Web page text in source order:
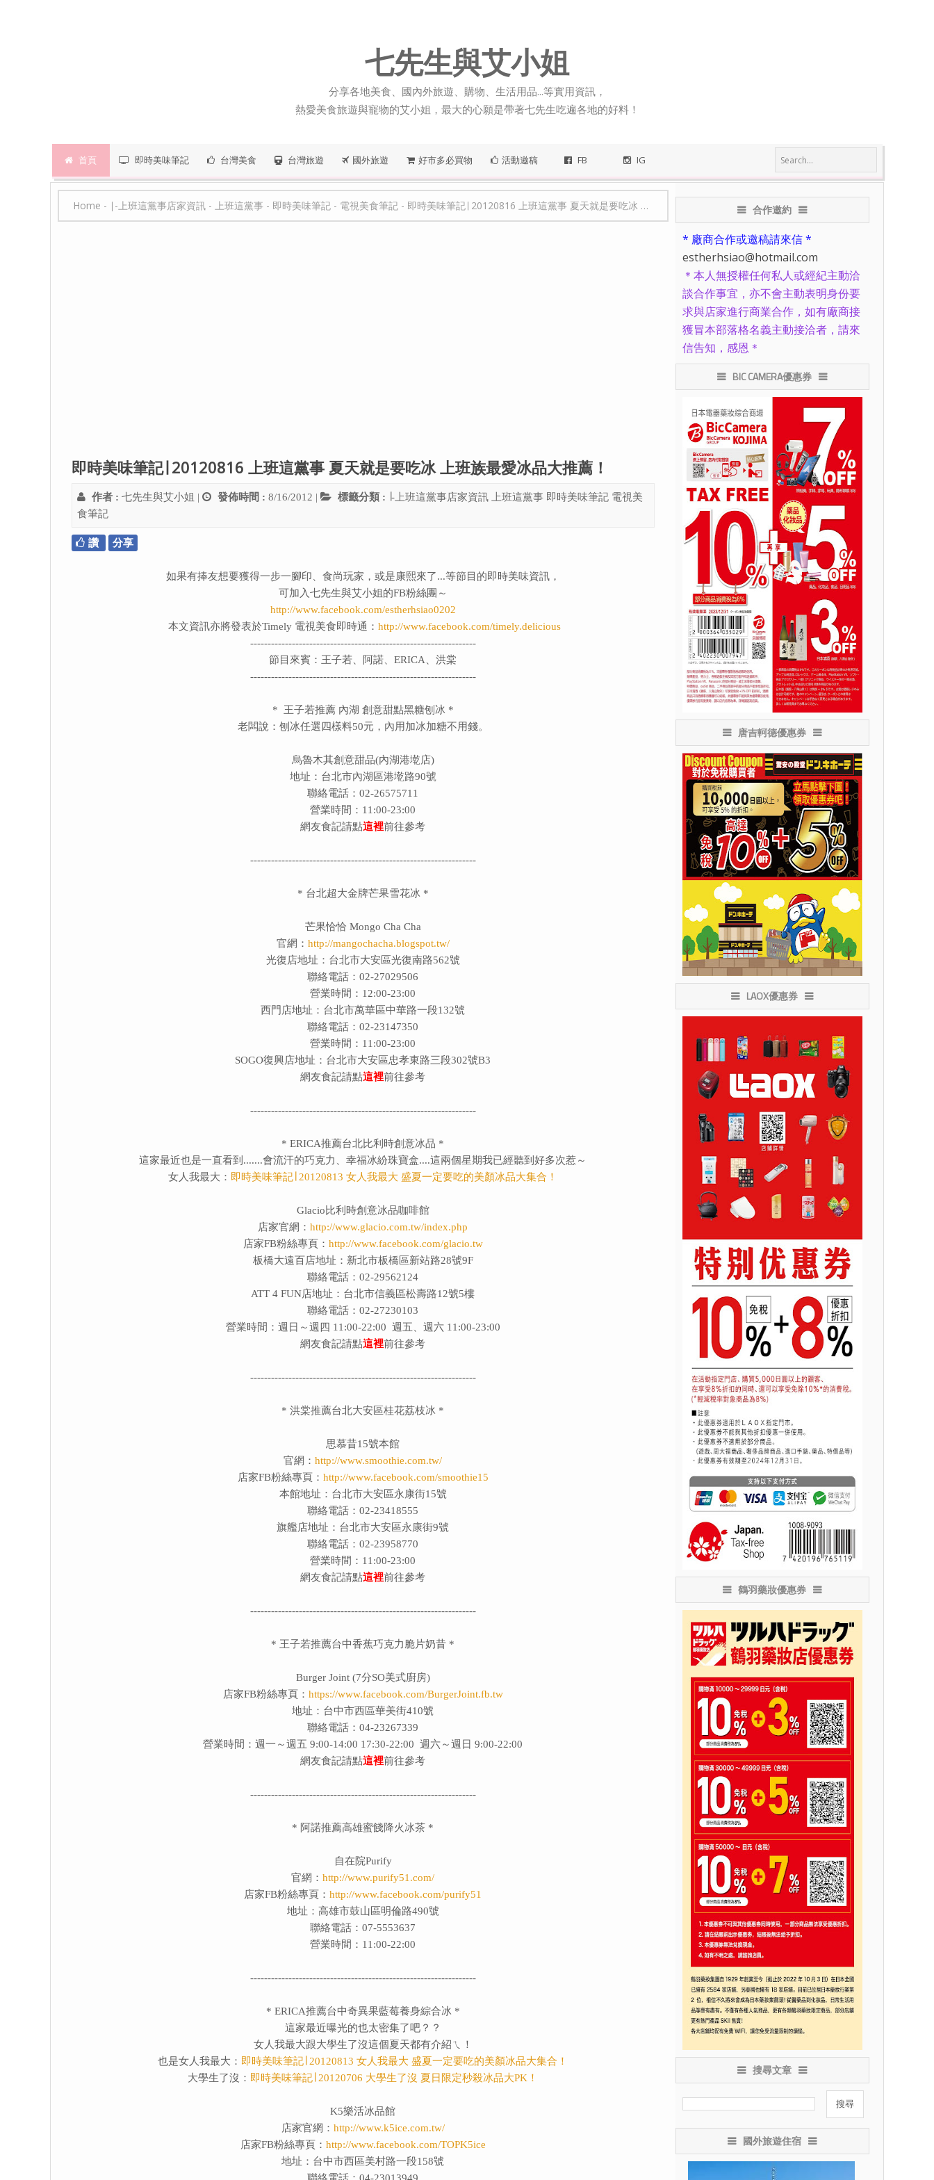
七先生與艾小姐
分享各地美食、國內外旅遊、購物、生活用品...等實用資訊，
熱愛美食旅遊與寵物的艾小姐，最大的心願是帶著七先生吃遍各地的好料！
首頁 即時美味筆記 台灣美食 台灣旅遊 國外旅遊 好市多必買物 活動邀稿 FB IG
Home - ∣-上班這黨事店家資訊 - 上班這黨事 - 即時美味筆記 - 電視美食筆記 - 即時美味筆記∣ 20120816 上班這黨事 夏天就是要吃冰 上班族最愛冰品大推薦！
即時美味筆記∣ 20120816 上班這黨事 夏天就是要吃冰 上班族最愛冰品大推薦！
作者 : 七先生與艾小姐 | 發佈時間 : 8/16/2012 | 標籤分類 : ∣-上班這黨事店家資訊 上班這黨事 即時美味筆記 電視美
食筆記
讚 分享
如果有捧友想要獲得一步一腳印、食尚玩家，或是康熙來了...等節目的即時美味資訊，
可加入七先生與艾小姐的FB粉絲團～
http://www.facebook.com/estherhsiao0202
本文資訊亦將發表於Timely 電視美食即時通： http://www.facebook.com/timely.delicious
-----------------------------------------------------------------
節目來賓：王子若、阿諾、ERICA、洪棠
-----------------------------------------------------------------
* 王子若推薦 內湖 創意甜點黑糖刨冰 *
老闆說：刨冰任選四樣料50元，內用加冰加糖不用錢。
烏魯木其創意甜品(內湖港墘店)
地址：台北市內湖區港墘路90號
聯絡電話：02-26575711
營業時間：11:00-23:00
網友食記請點這裡前往參考
-----------------------------------------------------------------
* 台北超大金牌芒果雪花冰 *
芒果恰恰 Mongo Cha Cha
官網： http://mangochacha.blogspot.tw/
光復店地址：台北市大安區光復南路562號
聯絡電話：02-27029506
營業時間：12:00-23:00
西門店地址：台北市萬華區中華路一段132號
聯絡電話：02-23147350
營業時間：11:00-23:00
SOGO復興店地址：台北市大安區忠孝東路三段302號B3
網友食記請點這裡前往參考
-----------------------------------------------------------------
* ERICA推薦台北比利時創意冰品 *
這家最近也是一直看到.......會流汗的巧克力、幸福冰紛珠寶盒....這兩個星期我已經聽到好多次惹～
女人我最大： 即時美味筆記∣ 20120813 女人我最大 盛夏一定要吃的美顏冰品大集合！
Glacio比利時創意冰品咖啡館
店家官網：http://www.glacio.com.tw/index.php
店家FB粉絲專頁： http://www.facebook.com/glacio.tw
板橋大遠百店地址：新北市板橋區新站路28號9F
聯絡電話：02-29562124
ATT 4 FUN店地址：台北市信義區松壽路12號5樓
聯絡電話：02-27230103
營業時間：週日～週四 11:00-22:00 週五、週六 11:00-23:00
網友食記請點這裡前往參考
-----------------------------------------------------------------
* 洪棠推薦台北大安區桂花荔枝冰 *
思慕昔15號本館
官網：http://www.smoothie.com.tw/
店家FB粉絲專頁： http://www.facebook.com/smoothie15
本館地址：台北市大安區永康街15號
聯絡電話：02-23418555
旗艦店地址： 台北市大安區永康街9號
聯絡電話：02-23958770
營業時間：11:00-23:00
網友食記請點這裡前往參考
-----------------------------------------------------------------
* 王子若推薦台中香蕉巧克力脆片奶昔 *
Burger Joint (7分SO美式廚房)
店家FB粉絲專頁： https://www.facebook.com/BurgerJoint.fb.tw
地址：台中市西區華美街410號
聯絡電話：04-23267339
營業時間：週一～週五 9:00-14:00 17:30-22:00 週六～週日 9:00-22:00
網友食記請點這裡前往參考
-----------------------------------------------------------------
* 阿諾推薦高雄蜜餞降火冰茶 *
自在院Purify
官網：http://www.purify51.com/
店家FB粉絲專頁：http://www.facebook.com/purify51
地址：高雄市鼓山區明倫路490號
聯絡電話：07-5553637
營業時間：11:00-22:00
-----------------------------------------------------------------
* ERICA推薦台中奇異果藍莓養身綜合冰 *
這家最近曝光的也太密集了吧？？
女人我最大跟大學生了沒這個夏天都有介紹ㄟ！
也是女人我最大： 即時美味筆記∣ 20120813 女人我最大 盛夏一定要吃的美顏冰品大集合！
大學生了沒： 即時美味筆記∣ 20120706 大學生了沒 夏日限定秒殺冰品大PK！
K5樂活冰品館
店家官網： http://www.k5ice.com.tw/
店家FB粉絲專頁： http://www.facebook.com/TOPK5ice
地址：台中市西區美村路一段158號
合作邀約
* 廠商合作或邀稿請來信 *
estherhsiao@hotmail.com
＊本人無授權任何私人或經紀主動洽
談合作事宜，亦不會主動表明身份要
求與店家進行商業合作，如有廠商接
獲冒本部落格名義主動接洽者，請來
信告知，感恩＊
BIC CAMERA優惠券
唐吉軻德優惠券
LAOX優惠券
鶴羽藥妝優惠券
搜尋文章
國外旅遊住宿